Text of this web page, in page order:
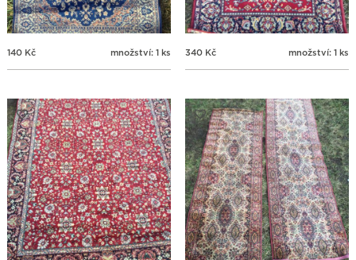
140 Kč množství: 1 ks 340 Kč množství: 1 ks